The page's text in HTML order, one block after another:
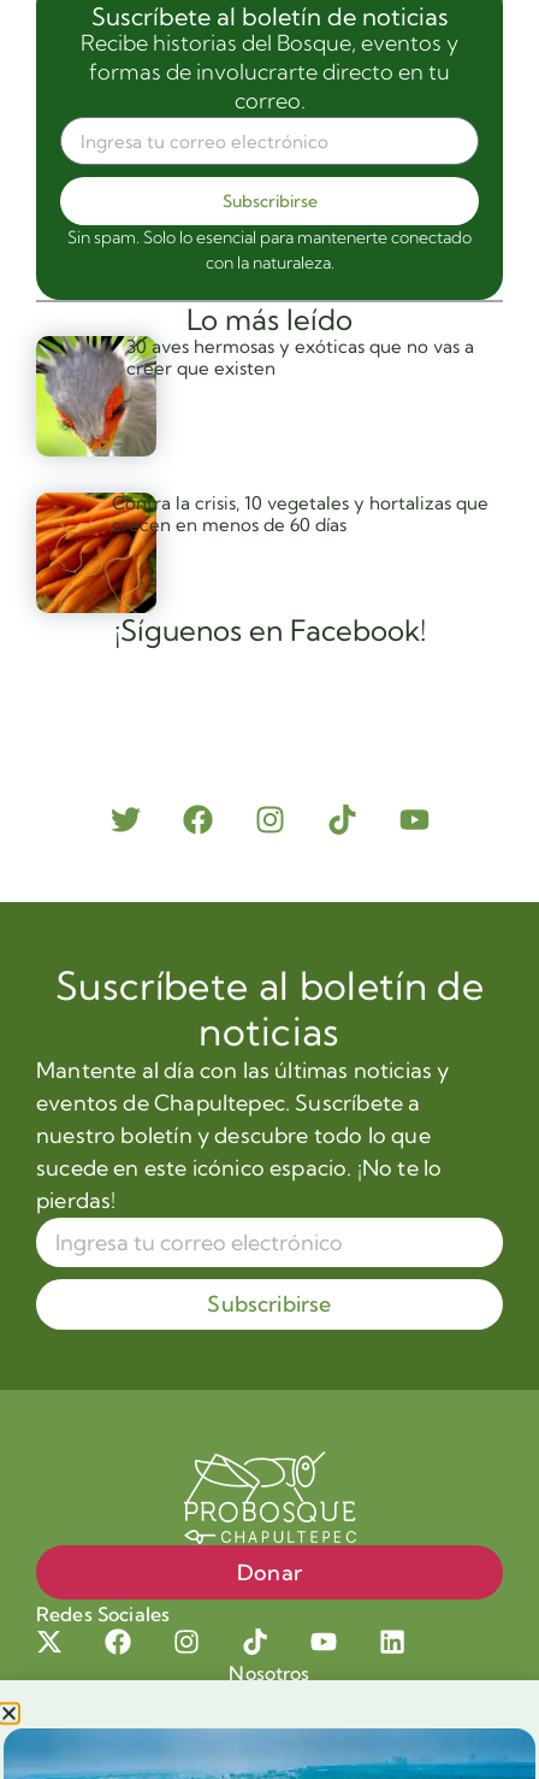
¡Síguenos en Facebook!
Lo más leído
30 aves hermosas y exóticas que no vas a
creer que existen
Contra la crisis, 10 vegetales y hortalizas que
crecen en menos de 60 días
Suscríbete al boletín de noticias
Recibe historias del Bosque, eventos y
formas de involucrarte directo en tu
correo.
Subscribirse
Sin spam. Solo lo esencial para mantenerte conectado
con la naturaleza.
Suscríbete al boletín de
noticias
Mantente al día con las últimas noticias y
eventos de Chapultepec. Suscríbete a
nuestro boletín y descubre todo lo que
sucede en este icónico espacio. ¡No te lo
pierdas!
Subscribirse
Donar
Redes Sociales
Nosotros
Nuestra Causa